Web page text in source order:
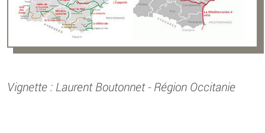
Vignette : Laurent Boutonnet - Région Occitanie